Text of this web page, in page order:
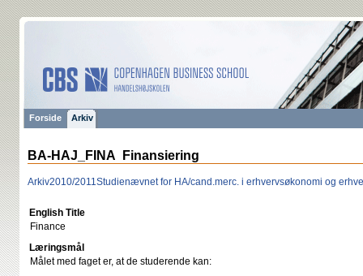
Forside Arkiv
BA-HAJ_FINA Finansiering
Arkiv2010/2011Studienævnet for HA/cand.merc. i erhvervsøkonomi og
English Title
Finance
Læringsmål
Målet med faget er, at de studerende kan: